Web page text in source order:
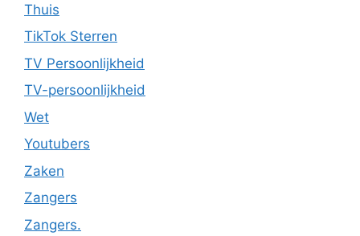
Thuis
TikTok Sterren
TV Persoonlijkheid
TV-persoonlijkheid
Wet
Youtubers
Zaken
Zangers
Zangers.